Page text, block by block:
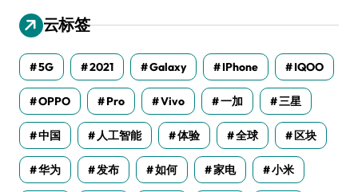
云标签
5G 2021 Galaxy IPhone IQOO
OPPO Pro Vivo 一加 三星
中国 人工智能 体验 全球 区块
华为 发布 如何 家电 小米